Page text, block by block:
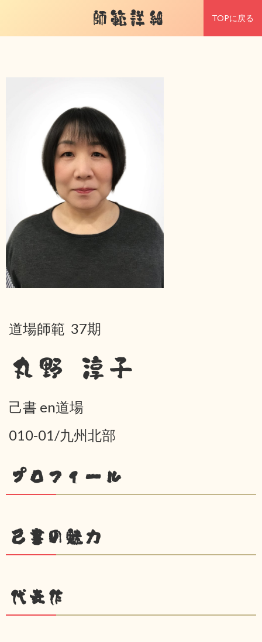
師範詳細 TOPに戻る
道場師範 37期
丸野 淳子
己書 en道場
010-01/九州北部
プロフィール
己書の魅力
代表作